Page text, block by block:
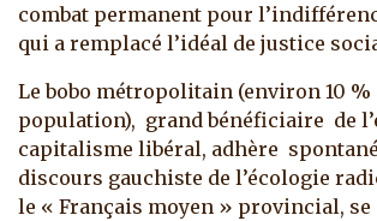
combat permanent pour
qui a remplacé l’idéal de justice
Le bobo métropolitain (environ 10 %
population), grand bénéficiaire de
capitalisme libéral, adhère
discours gauchiste de l’écologie
le « Français moyen » provincial, se